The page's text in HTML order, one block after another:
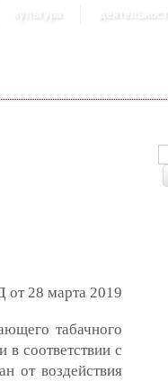
культура деятельность
28 марта 2019
табачного
соответствии с
от воздействия